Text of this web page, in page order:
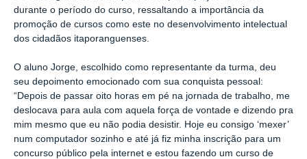
durante o período do curso, ressaltando a importância da
promoção de cursos como este no desenvolvimento intelectual
dos cidadãos itaporanguenses.
O aluno Jorge, escolhido como representante da turma, deu
seu depoimento emocionado com sua conquista pessoal:
“Depois de passar oito horas em pé na jornada de trabalho, me
deslocava para aula com aquela força de vontade e dizendo pra
mim mesmo que eu não podia desistir. Hoje eu consigo ‘mexer’
num computador sozinho e até já fiz minha inscrição para um
concurso público pela internet e estou fazendo um curso de